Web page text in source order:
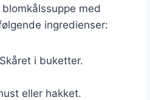
med
ingredienser:
i buketter.
eller hakket.